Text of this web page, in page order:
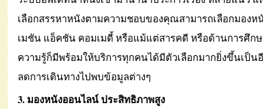
เลือกสรรหาหนังตามความชอบของคุณสามารถเลือกมองห
เมชัน แอ็คชัน คอมเมดี้ หรือแม้แต่สารคดี หรือด้านการศึก
ความรู้ก็มีพร้อมให้บริการทุกคนได้มีตัวเลือกมากยิ่งขึ้นเป็น
ลดการเดินทางไปพบข้อมูลต่างๆ
3. มองหนังออนไลน์ ประสิทธิภาพสูง